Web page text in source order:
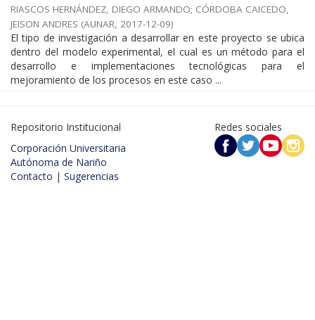
RIASCOS HERNÁNDEZ, DIEGO ARMANDO; CÓRDOBA CAICEDO,
JEISON ANDRES (AUNAR, 2017-12-09)
El tipo de investigación a desarrollar en este proyecto se ubica
dentro del modelo experimental, el cual es un método para el
desarrollo e implementaciones tecnológicas para el
mejoramiento de los procesos en este caso ...
Repositorio Institucional
Corporación Universitaria
Autónoma de Nariño
Contacto | Sugerencias
Redes sociales